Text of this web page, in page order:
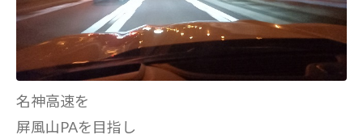
名神高速を
屏風山PAを目指し